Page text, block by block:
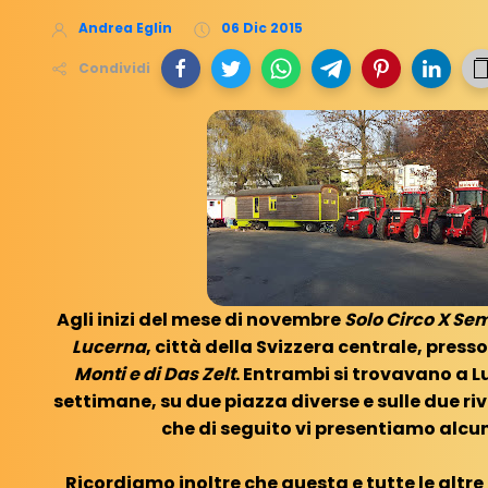
Andrea Eglin 06 Dic 2015
Condividi
Agli inizi del mese di novembreSolo Circo X
Lucerna, città della Svizzera centrale,
Monti e di Das Zelt. Entrambi si trovavano a
settimane, su due piazza diverse e sulle due
che di seguito vi presentiamo
Ricordiamo inoltre che questa e tutte le altre